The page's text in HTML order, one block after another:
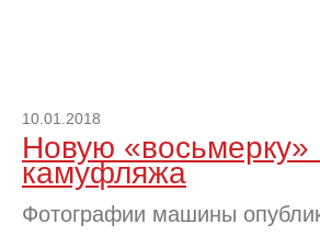
10.01.2018
Новую
камуфляжа
Фотографии машины